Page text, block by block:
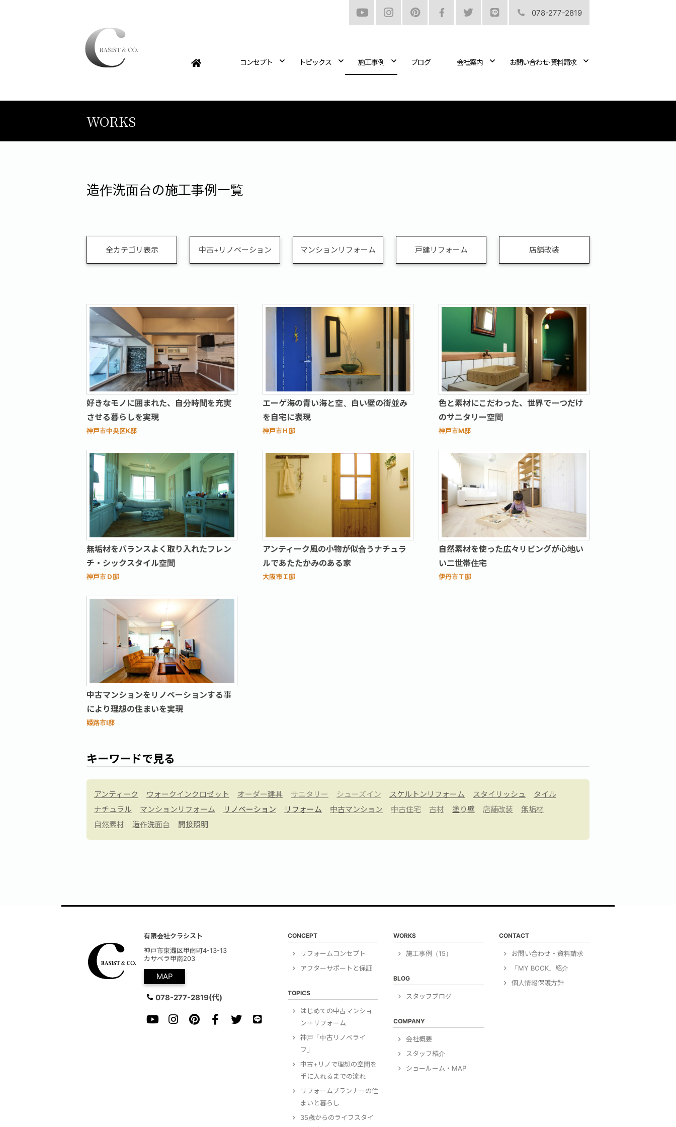
078-277-2819
コンセプト トピックス 施工事例 ブログ 会社案内 お問い合わせ·資料請求
WORKS
造作洗面台の施工事例一覧
全カテゴリ表示 中古+リノベーション マンションリフォーム 戸建リフォーム 店舗改装
好きなモノに囲まれた、自分時間を充実
させる暮らしを実現
神戸市中央区K邸
エーゲ海の青い海と空、白い壁の街並み
を自宅に表現
神戸市Ｈ邸
色と素材にこだわった、世界で一つだけ
のサニタリー空間
神戸市M邸
無垢材をバランスよく取り入れたフレン
チ・シックスタイル空間
神戸市Ｄ邸
アンティーク風の小物が似合うナチュラ
ルであたたかみのある家
大阪市Ｉ邸
自然素材を使った広々リビングが心地い
い二世帯住宅
伊丹市Ｔ邸
中古マンションをリノベーションする事
により理想の住まいを実現
姫路市I邸
キーワードで見る
アンティーク ウォークインクロゼット オーダー建具 サニタリー シューズイン スケルトンリフォーム スタイリッシュ
タイル
ナチュラル
マンションリフォーム リノベーション リフォーム 中古マンション 中古住宅 古材 塗り壁 店舗改装
無垢材
自然素材
造作洗面台 間接照明
有限会社クラシスト
神戸市東灘区甲南町4-13-13
カサベラ甲南203
MAP
078-277-2819(代)
CONCEPT
リフォームコンセプト
アフターサポートと保証
TOPICS
はじめての中古マンショ
ン＋リフォーム
神戸「中古リノベライ
フ」
中古+リノで理想の空間を
手に入れるまでの流れ
リフォームプランナーの住
まいと暮らし
35歳からのライフスタイ
WORKS
施工事例（15）
BLOG
スタッフブログ
COMPANY
会社概要
スタッフ紹介
ショールーム・MAP
CONTACT
お問い合わせ・資料請求
「MY BOOK」紹介
個人情報保護方針